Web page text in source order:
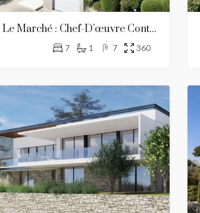
Unique Sur Le Marché : Chef-D’œuvre Contemporain Signé Jacqueline Morabito Au Vinaigrier, Nice
7 1 7 360